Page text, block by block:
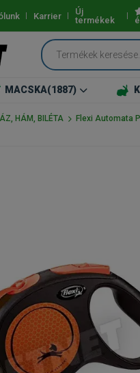
Karrier
Új
termékek
MACSKA(1887)
HÁM, BILÉTA Flexi Automata